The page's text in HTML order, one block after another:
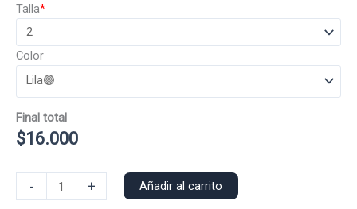
*
Talla
Color
Final total
$16.000
-
Polo
+ Añadir al carrito